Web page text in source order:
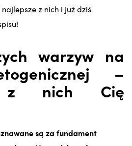
z nich i już dziś
warzyw na
–
z nich Cię
są za fundament